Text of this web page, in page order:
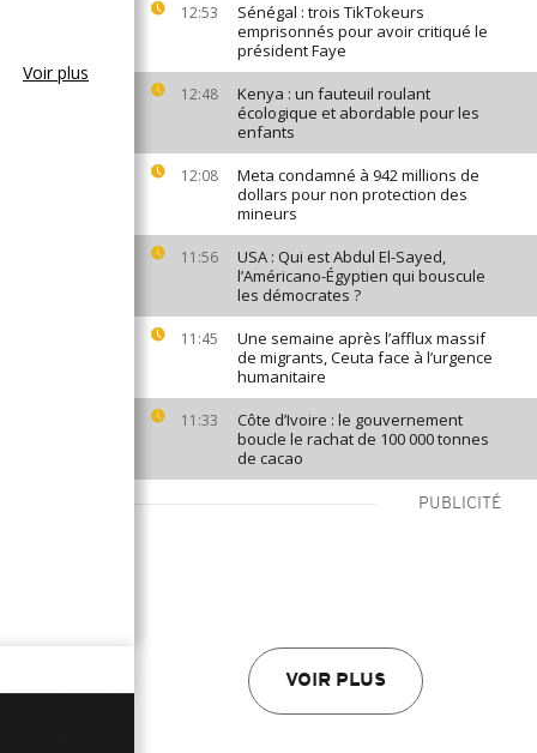
12:53
Sénégal : trois TikTokeurs
emprisonnés pour avoir critiqué le
président Faye
12:48
Kenya : un fauteuil roulant
écologique et abordable pour les
enfants
12:08
Meta condamné à 942 millions de
dollars pour non protection des
mineurs
11:56
USA : Qui est Abdul El-Sayed,
l’Américano-Égyptien qui bouscule
les démocrates ?
11:45
Une semaine après l’afflux massif
de migrants, Ceuta face à l’urgence
humanitaire
11:33
Côte d’Ivoire : le gouvernement
boucle le rachat de 100 000 tonnes
de cacao
PUBLICITÉ
VOIR PLUS
Voir plus